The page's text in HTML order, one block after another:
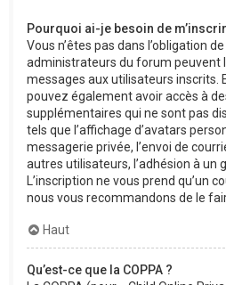
Pourquoi ai-je besoin de
Vous n’êtes pas dans l’obligation
administrateurs du forum peuvent
messages aux utilisateurs inscrits.
pouvez également avoir accès à
supplémentaires qui ne sont pas
tels que l’affichage d’avatars
messagerie privée, l’envoi de
autres utilisateurs, l’adhésion à un
L’inscription ne vous prend qu’un
nous vous recommandons de le
Haut
Qu’est-ce que la COPPA ?